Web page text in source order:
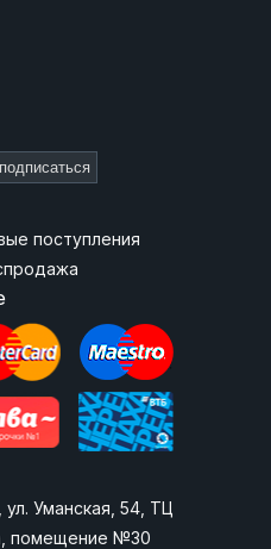
подписаться
поступления
Уманская, 54, ТЦ
помещение №30